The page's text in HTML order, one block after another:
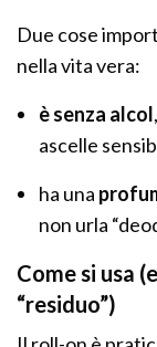
Due cose
nella vita vera:
è senza alcol
ascelle
ha una
non urla
Come si usa
“residuo”)